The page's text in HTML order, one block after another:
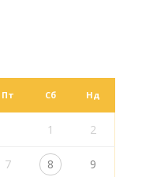
Пт Сб Нд
1 2
7 8 9